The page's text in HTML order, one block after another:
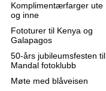
Komplimentærfarger ute
og inne
Fototurer til Kenya og
Galapagos
50-års jubileumsfesten til
Mandal fotoklubb
Møte med blåveisen